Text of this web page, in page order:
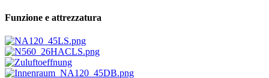
Funzione e attrezzatura